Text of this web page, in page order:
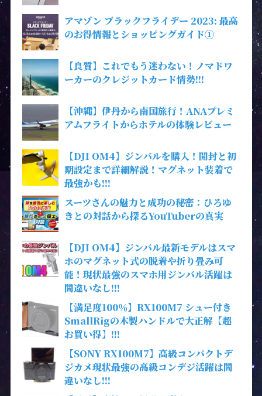
アマゾン ブラックフライデー 2023: 最高
のお得情報とショッピングガイド①
【良質】これでもう迷わない！ノマドワ
ーカーのクレジットカード情勢!!!
【沖縄】伊丹から南国旅行！ANAプレミ
アムフライトからホテルの体験レビュー
【DJI OM4】ジンバルを購入！開封と初
期設定まで詳細解説！マグネット装着で
最強かも!!!
スーツさんの魅力と成功の秘密：ひろゆ
きとの対話から探るYouTuberの真実
【DJI OM4】ジンバル最新モデルはスマ
ホのマグネット式の脱着や折り畳み可
能！現状最強のスマホ用ジンバル活躍は
間違いなし!!!
【満足度100％】RX100M7 シュー付き
SmallRigの木製ハンドルで大正解【超
お買い得】!!!
【SONY RX100M7】高級コンパクトデ
ジカメ現状最強の高級コンデジ活躍は間
違いなし!!!